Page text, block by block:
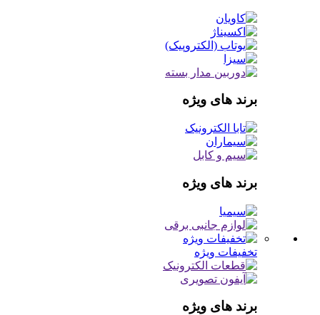
برند های ویژه
برند های ویژه
تخفیفات ویژه
برند های ویژه